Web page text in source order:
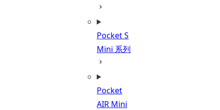
Pocket S
Mini 系列
Pocket
AIR Mini